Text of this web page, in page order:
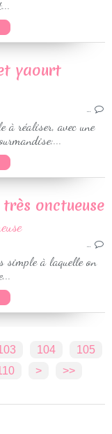
yaourt
…
à réaliser, avec une
onctueuse
…
simple à laquelle on
104
105
120
130
> >>